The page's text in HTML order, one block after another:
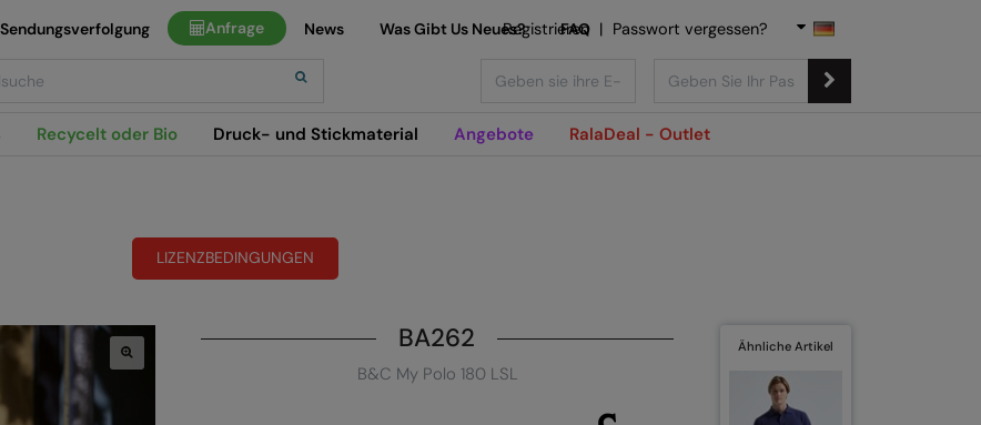
Recycelt oder Bio Druck- und Stickmaterial Angebote RalaDeal - Outlet
Sendungsverfolgung Anfrage News Was Gibt Us Neues? FAQ
Registrieren | Passwort vergessen?
LIZENZBEDINGUNGEN
BA262
B&C My Polo 180 LSL
Ähnliche Artikel